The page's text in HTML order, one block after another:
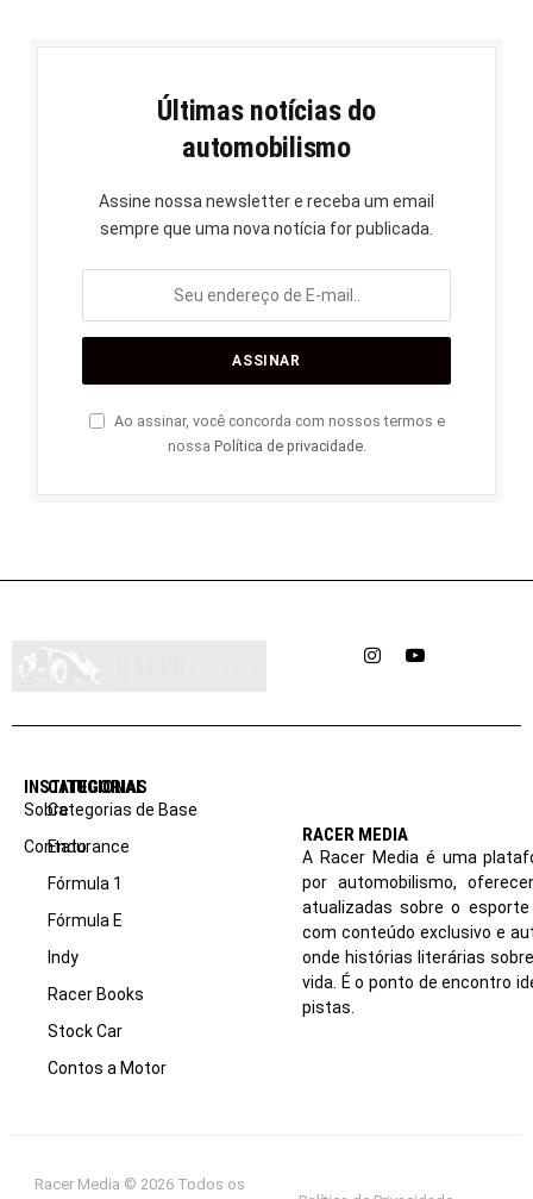
Últimas notícias do
automobilismo
Assine nossa newsletter e receba um email
sempre que uma nova notícia for publicada.
Ao assinar, você concorda com nossos termos e
nossa Política de privacidade.
InstagramYouTube
INSTITUCIONAL
Sobre
Contato
CATEGORIAS
Categorias de Base
Endurance
Fórmula 1
Fórmula E
Indy
Racer Books
Stock Car
Contos a Motor
RACER MEDIA
A Racer Media é uma
por automobilismo,
atualizadas sobre o
com conteúdo exclusivo e
onde histórias literárias
vida. É o ponto de encontro
pistas.
Racer Media © 2026 Todos os